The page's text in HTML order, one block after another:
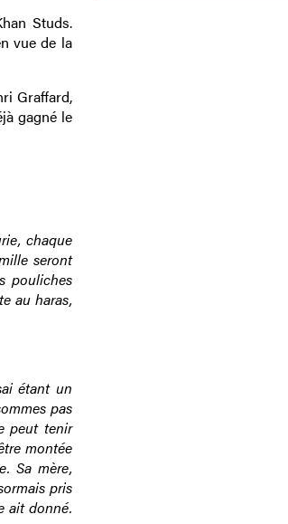
Studs.
vue de la
Graffard,
gagné le
chaque
seront
pouliches
au haras,
étant un
pas
peut tenir
montée
Sa mère,
pris
ait donné.